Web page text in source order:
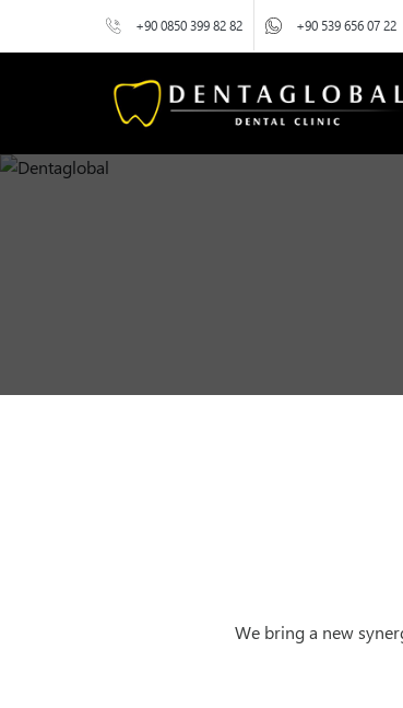
+90 0850 399 82 82 +90 539 656 07 22
We bring a new